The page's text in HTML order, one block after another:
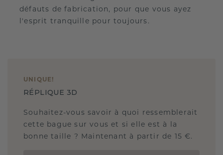
défauts de fabrication, pour que vous ayez
l'esprit tranquille pour toujours.
UNIQUE !
RÉPLIQUE 3D
Souhaitez-vous savoir à quoi ressemblerait
cette bague sur vous et si elle est à la
bonne taille ? Maintenant à partir de 15 €.